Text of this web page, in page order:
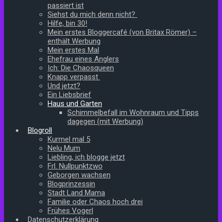
passiert ist
Siehst du mich denn nicht?
Hilfe, bin 30!
Mein erstes Bloggercafé (von Britax Römer) –
enthält Werbung
Mein erstes Mal
Ehefrau eines Anglers
Ich: Die Chaosqueen
Knapp verpasst
Und jetzt?
Ein Liebsbrief
Haus und Garten
Schimmelbefall im Wohnraum und Tipps
dagegen (mit Werbung)
Blogroll
Kurmel mal 5
Nelu Mum
Liebling, ich blogge jetzt
Frl. Nullpunktzwo
Geborgen wachsen
Blogprinzessin
Stadt Land Mama
Familie oder Chaos hoch drei
Frühes Vogerl
Datenschutzerklärung